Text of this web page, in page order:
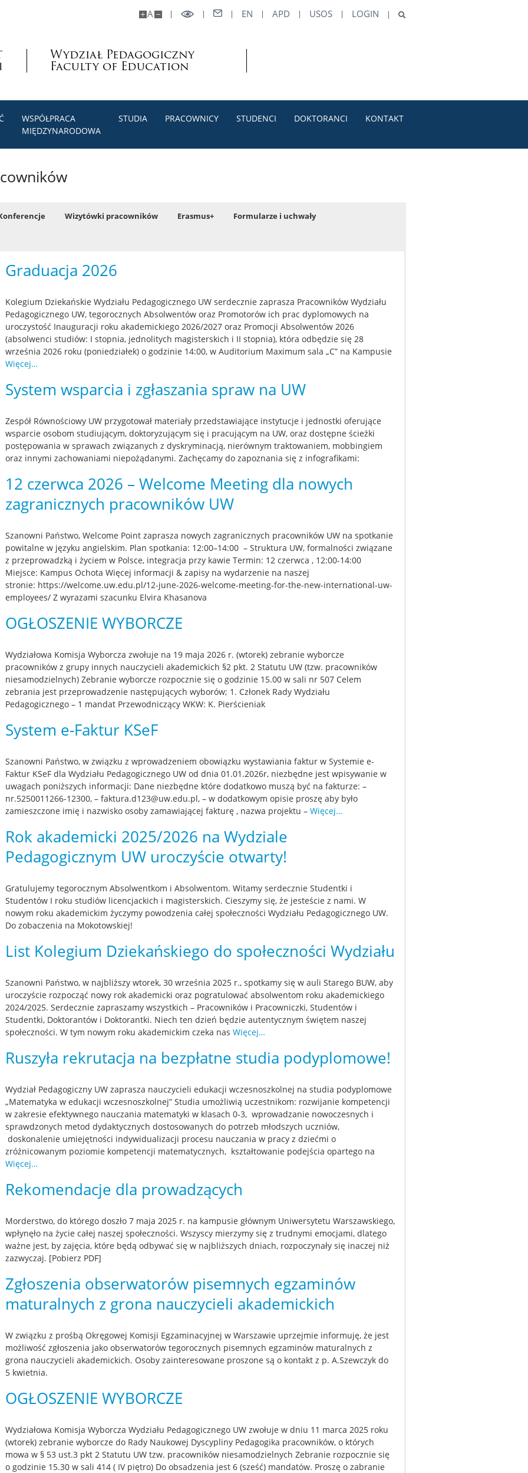
A EN APD USOS LOGIN
Wydział Pedagogiczny
Faculty of Education
WSPÓŁPRACA
MIĘDZYNARODOWA
STUDIA PRACOWNICY STUDENCI DOKTORANCI KONTAKT
Wizytówki pracowników Erasmus+ Formularze i uchwały
Graduacja 2026
Kolegium Dziekańskie Wydziału Pedagogicznego UW serdecznie zaprasza Pracowników Wydziału
Pedagogicznego UW, tegorocznych Absolwentów oraz Promotorów ich prac dyplomowych na
uroczystość Inauguracji roku akademickiego 2026/2027 oraz Promocji Absolwentów 2026
(absolwenci studiów: I stopnia, jednolitych magisterskich i II stopnia), która odbędzie się 28
września 2026 roku (poniedziałek) o godzinie 14:00, w Auditorium Maximum sala „C” na Kampusie
Więcej…
System wsparcia i zgłaszania spraw na UW
Zespół Równościowy UW przygotował materiały przedstawiające instytucje i jednostki oferujące
wsparcie osobom studiującym, doktoryzującym się i pracującym na UW, oraz dostępne ścieżki
postępowania w sprawach związanych z dyskryminacją, nierównym traktowaniem, mobbingiem
oraz innymi zachowaniami niepożądanymi. Zachęcamy do zapoznania się z infografikami:
12 czerwca 2026 – Welcome Meeting dla nowych
zagranicznych pracowników UW
Szanowni Państwo, Welcome Point zaprasza nowych zagranicznych pracowników UW na spotkanie
powitalne w języku angielskim. Plan spotkania: 12:00–14:00 – Struktura UW, formalności związane
z przeprowadzką i życiem w Polsce, integracja przy kawie Termin: 12 czerwca , 12:00-14:00
Miejsce: Kampus Ochota Więcej informacji & zapisy na wydarzenie na naszej
stronie: https://welcome.uw.edu.pl/12-june-2026-welcome-meeting-for-the-new-international-uw-
employees/ Z wyrazami szacunku Elvira Khasanova
OGŁOSZENIE WYBORCZE
Wydziałowa Komisja Wyborcza zwołuje na 19 maja 2026 r. (wtorek) zebranie wyborcze
pracowników z grupy innych nauczycieli akademickich §2 pkt. 2 Statutu UW (tzw. pracowników
niesamodzielnych) Zebranie wyborcze rozpocznie się o godzinie 15.00 w sali nr 507 Celem
zebrania jest przeprowadzenie następujących wyborów; 1. Członek Rady Wydziału
Pedagogicznego – 1 mandat Przewodniczący WKW: K. Pierścieniak
System e-Faktur KSeF
Szanowni Państwo, w związku z wprowadzeniem obowiązku wystawiania faktur w Systemie e-
Faktur KSeF dla Wydziału Pedagogicznego UW od dnia 01.01.2026r, niezbędne jest wpisywanie w
uwagach poniższych informacji: Dane niezbędne które dodatkowo muszą być na fakturze: –
nr.5250011266-12300, – faktura.d123@uw.edu.pl, – w dodatkowym opisie proszę aby było
zamieszczone imię i nazwisko osoby zamawiającej fakturę , nazwa projektu –Więcej…
Rok akademicki 2025/2026 na Wydziale
Pedagogicznym UW uroczyście otwarty!
Gratulujemy tegorocznym Absolwentkom i Absolwentom. Witamy serdecznie Studentki i
Studentów I roku studiów licencjackich i magisterskich. Cieszymy się, że jesteście z nami. W
nowym roku akademickim życzymy powodzenia całej społeczności Wydziału Pedagogicznego UW.
Do zobaczenia na Mokotowskiej!
List Kolegium Dziekańskiego do społeczności Wydziału
Szanowni Państwo, w najbliższy wtorek, 30 września 2025 r., spotkamy się w auli Starego BUW, aby
uroczyście rozpocząć nowy rok akademicki oraz pogratulować absolwentom roku akademickiego
2024/2025. Serdecznie zapraszamy wszystkich – Pracowników i Pracowniczki, Studentów i
Studentki, Doktorantów i Doktorantki. Niech ten dzień będzie autentycznym świętem naszej
społeczności. W tym nowym roku akademickim czeka nasWięcej…
Ruszyła rekrutacja na bezpłatne studia podyplomowe!
Wydział Pedagogiczny UW zaprasza nauczycieli edukacji wczesnoszkolnej na studia podyplomowe
„Matematyka w edukacji wczesnoszkolnej” Studia umożliwią uczestnikom: rozwijanie kompetencji
w zakresie efektywnego nauczania matematyki w klasach 0-3, wprowadzanie nowoczesnych i
sprawdzonych metod dydaktycznych dostosowanych do potrzeb młodszych uczniów,
doskonalenie umiejętności indywidualizacji procesu nauczania w pracy z dziećmi o
zróżnicowanym poziomie kompetencji matematycznych, kształtowanie podejścia opartego na
Więcej…
Rekomendacje dla prowadzących
Morderstwo, do którego doszło 7 maja 2025 r. na kampusie głównym Uniwersytetu Warszawskiego,
wpłynęło na życie całej naszej społeczności. Wszyscy mierzymy się z trudnymi emocjami, dlatego
ważne jest, by zajęcia, które będą odbywać się w najbliższych dniach, rozpoczynały się inaczej niż
zazwyczaj. [Pobierz PDF]
Zgłoszenia obserwatorów pisemnych egzaminów
maturalnych z grona nauczycieli akademickich
W związku z prośbą Okręgowej Komisji Egzaminacyjnej w Warszawie uprzejmie informuję, że jest
możliwość zgłoszenia jako obserwatorów tegorocznych pisemnych egzaminów maturalnych z
grona nauczycieli akademickich. Osoby zainteresowane proszone są o kontakt z p. A.Szewczyk do
5 kwietnia.
OGŁOSZENIE WYBORCZE
Wydziałowa Komisja Wyborcza Wydziału Pedagogicznego UW zwołuje w dniu 11 marca 2025 roku
(wtorek) zebranie wyborcze do Rady Naukowej Dyscypliny Pedagogika pracowników, o których
mowa w § 53 ust.3 pkt 2 Statutu UW tzw. pracowników niesamodzielnych Zebranie rozpocznie się
o godzinie 15.30 w sali 414 ( IV piętro) Do obsadzenia jest 6 (sześć) mandatów. Proszę o zabranie